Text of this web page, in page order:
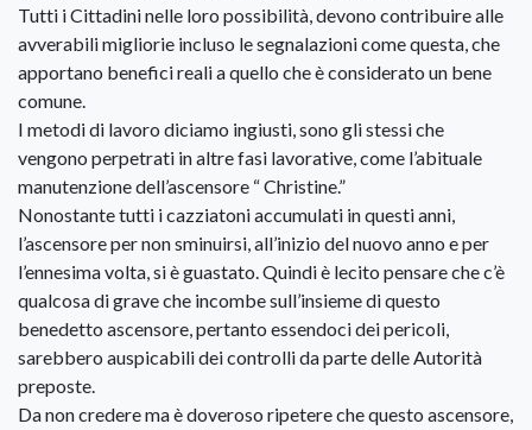
Tutti i Cittadini nelle loro possibilità, devono contribuire alle
avverabili migliorie incluso le segnalazioni come questa, che
apportano benefici reali a quello che è considerato un bene
comune.
I metodi di lavoro diciamo ingiusti, sono gli stessi che
vengono perpetrati in altre fasi lavorative, come l’abituale
manutenzione dell’ascensore “ Christine.”
Nonostante tutti i cazziatoni accumulati in questi anni,
l’ascensore per non sminuirsi, all’inizio del nuovo anno e per
l’ennesima volta, si è guastato. Quindi è lecito pensare che c’è
qualcosa di grave che incombe sull’insieme di questo
benedetto ascensore, pertanto essendoci dei pericoli,
sarebbero auspicabili dei controlli da parte delle Autorità
preposte.
Da non credere ma è doveroso ripetere che questo ascensore,